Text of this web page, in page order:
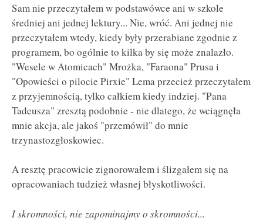
Sam nie przeczytałem w podstawówce ani w szkole
średniej ani jednej lektury... Nie, wróć. Ani jednej nie
przeczytałem wtedy, kiedy były przerabiane zgodnie z
programem, bo ogólnie to kilka by się może znalazło.
"Wesele w Atomicach" Mrożka, "Faraona" Prusa i
"Opowieści o pilocie Pirxie" Lema przecież przeczytałem
z przyjemnością, tylko całkiem kiedy indziej. "Pana
Tadeusza" zresztą podobnie - nie dlatego, że wciągnęła
mnie akcja, ale jakoś "przemówił" do mnie
trzynastozgłoskowiec.
A resztę pracowicie zignorowałem i ślizgałem się na
opracowaniach tudzież własnej błyskotliwości.
I skromności, nie zapominajmy o skromności...